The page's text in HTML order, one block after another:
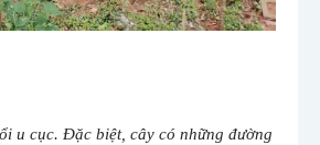
u cục. Đặc biệt, cây có những đường